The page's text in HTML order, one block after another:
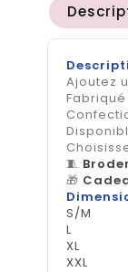
Ajoutez
🧵
🎁
S/M
L
XL
XXL